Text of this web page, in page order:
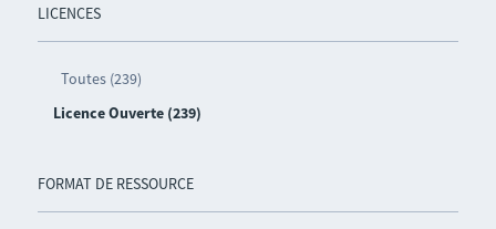
LICENCES
Toutes (239)
Licence Ouverte (239)
FORMAT DE RESSOURCE